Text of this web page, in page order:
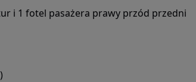
i 1 fotel pasażera prawy przód przedni